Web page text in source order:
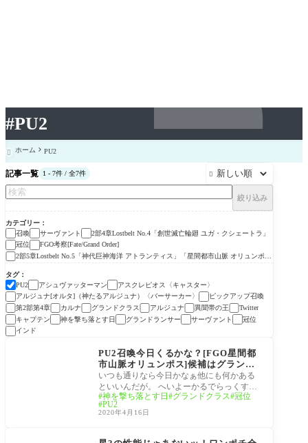
#PU2
 ホーム PU2
記事一覧 1 - 7件 / 全7件 
絞り込み
カテゴリー
召喚
サーヴァント
2部4章Lostbelt No.4「創世滅亡輪廻 ユガ・クシェートラ」
冠位
FGO考察[Fate/Grand Order]
2部5章Lostbelt No.5「神代巨神海洋 アトランティス」「星間都市山脈 オリュンポ
タグ
PU2
アシュヴァッターマン
アスクレピオス〈キャスター〉
アルジュナ[オルタ]（神たるアルジュナ）〈バーサーカー〉
ピックアップ召喚
第2部第4章
カルナ グランドクラス アルジュナ 異聞帯の王
Twitter
キャプテン
神を撃ち落とす日 グランドランサー サーヴァント
冠位
インド
PU2召喚今日くるかな？[FGO星間都
市山脈オリュンポス]候補はグランド
ランサーと…が来るかな?!マスター達
のピックアップサーヴァント予想
いつも通りなら今日かなぁ他にも何かある
といいんだが。 へいよーかるでらっくす！
冠位持ちのグランドクラスはコンプしたい
ので
神を撃ち落とす日 グランドクラス 冠位
PU2
2020年4月16日